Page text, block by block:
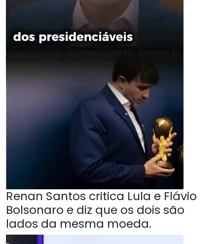
Renan Santos critica Lula e Flávio
Bolsonaro e diz que os dois são
lados da mesma moeda.